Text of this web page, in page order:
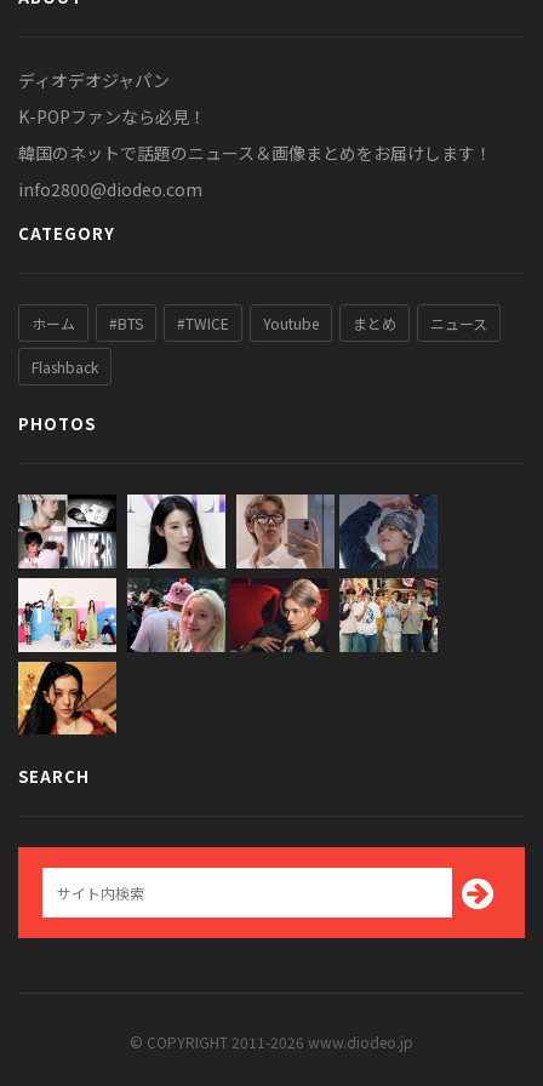
ディオデオジャパン
K-POPファンなら必見！
韓国のネットで話題のニュース＆画像まとめをお届けします！
info2800@diodeo.com
CATEGORY
ホーム #BTS #TWICE Youtube まとめ ニュース
Flashback
PHOTOS
SEARCH
© COPYRIGHT 2011-2026 www.diodeo.jp